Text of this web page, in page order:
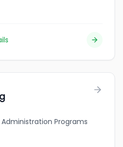
Programs